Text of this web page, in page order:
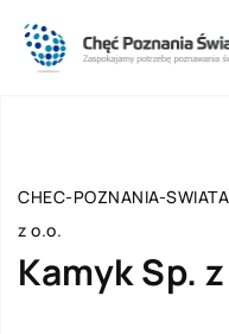
CHEC-POZNANIA-SWIATA
z o.o.
Kamyk Sp.